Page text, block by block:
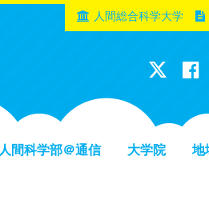
人間科学部＠通信 大学院
地
人間総合科学大学